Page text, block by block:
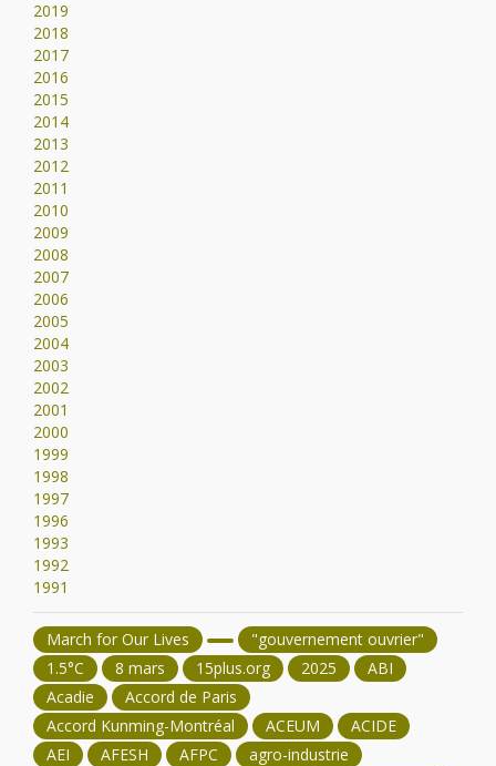
2019
2018
2017
2016
2015
2014
2013
2012
2011
2010
2009
2008
2007
2006
2005
2004
2003
2002
2001
2000
1999
1998
1997
1996
1993
1992
1991
March for Our Lives
"gouvernement ouvrier"
1.5°C
8 mars 15plus.org 2025
ABI
Acadie
Accord de Paris
Accord Kunming-Montréal
ACEUM
ACIDE
AEI
AFESH AFPC
agro-industrie